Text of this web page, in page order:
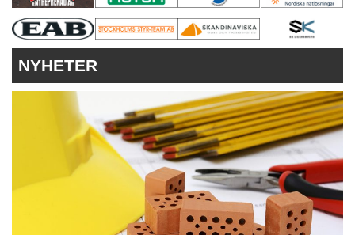
VÅRA ANDRA MAGASIN
ANNONSERA
KONTAKT
NYHETER